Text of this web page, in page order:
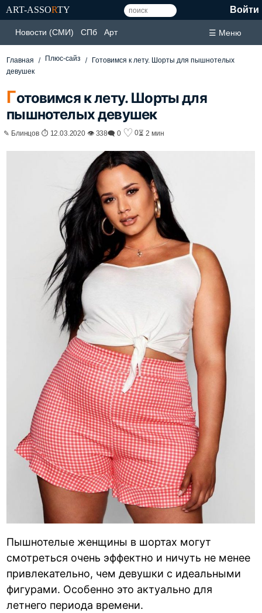
ART-ASSORTY Войти
Новости (СМИ) СПб Арт ☰ Меню
Главная Плюс-сайз
Готовимся к лету. Шорты для пышнотелых
девушек
Готовимся к лету. Шорты для
пышнотелых девушек
✎ Блинцов ⏱ 12.03.2020 👁 338🗨 0 ♡ 0⏳ 2 мин
Пышнотелые женщины в шортах могут
смотреться очень эффектно и ничуть не менее
привлекательно, чем девушки с идеальными
фигурами. Особенно это актуально для
летнего периода времени.